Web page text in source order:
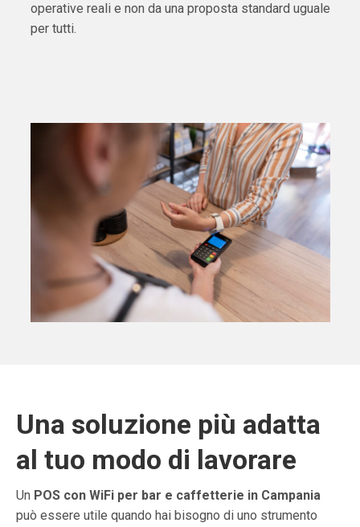
operative reali e non da una proposta standard uguale
per tutti.
Una soluzione più adatta
al tuo modo di lavorare
Un POS con WiFi per bar e caffetterie in Campania
può essere utile quando hai bisogno di uno strumento